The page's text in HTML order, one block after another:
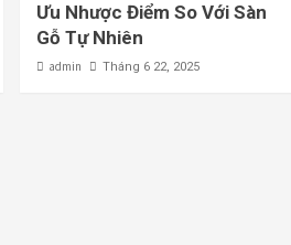
Ưu Nhược Điểm So Với Sàn
Gỗ Tự Nhiên
admin Tháng 6 22, 2025